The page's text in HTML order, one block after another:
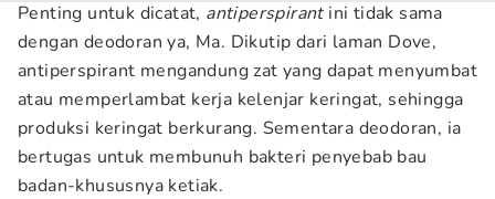
Penting untuk dicatat, antiperspirantini tidak sama
dengan deodoran ya, Ma. Dikutip dari laman Dove,
antiperspirant mengandung zat yang dapat menyumbat
atau memperlambat kerja kelenjar keringat, sehingga
produksi keringat berkurang. Sementara deodoran, ia
bertugas untuk membunuh bakteri penyebab bau
badan-khususnya ketiak.